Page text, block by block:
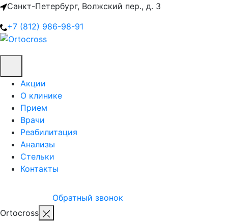
Санкт-Петербург, Волжский пер., д. 3
+7 (812) 986-98-91
Акции
О клинике
Прием
Врачи
Реабилитация
Анализы
Стельки
Контакты
Обратный звонок
Ortocross